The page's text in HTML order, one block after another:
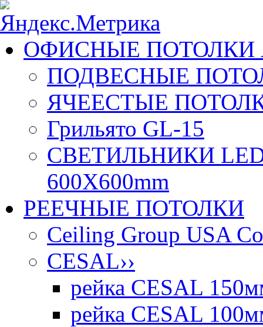
ОФИСНЫЕ ПОТОЛКИ
ПОДВЕСНЫЕ
ЯЧЕЕСТЫЕ
Грильято GL-15
СВЕТИЛЬНИКИ
600X600mm
РЕЕЧНЫЕ ПОТОЛКИ
Ceiling Group USA
CESAL››
рейка CESAL
рейка CESAL